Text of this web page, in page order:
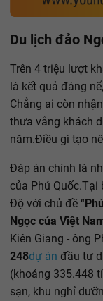
Du lịch đảo
Trên 4 triệu lượt
là kết quả đáng
Chẳng ai còn
thưa vắng khách
năm.Điều gì tạo
Đáp án chính là
của Phú
Độ với chủ đề “
Ngọc của Việt
Kiên Giang - ông
248dự án đầu tư
(khoảng 335.448
sạn, khu nghỉ